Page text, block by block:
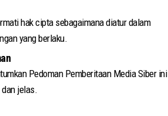
hak cipta sebagaimana diatur dalam
yang berlaku.
Pedoman Pemberitaan Media Siber ini
jelas.